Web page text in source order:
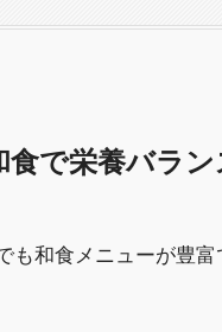
で栄養バラ
も和食メニューが豊